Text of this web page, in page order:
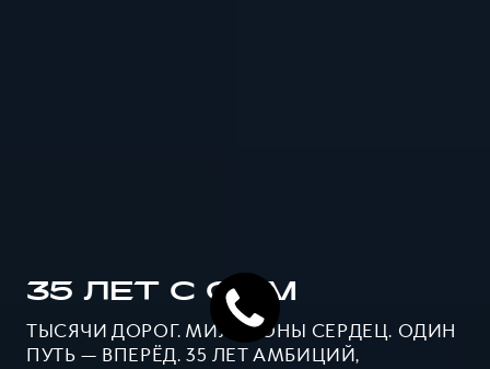
35 ЛЕТ С GWM
ТЫСЯЧИ ДОРОГ. МИЛЛИОНЫ СЕРДЕЦ. ОДИН
ПУТЬ — ВПЕРЁД. 35 ЛЕТ АМБИЦИЙ,